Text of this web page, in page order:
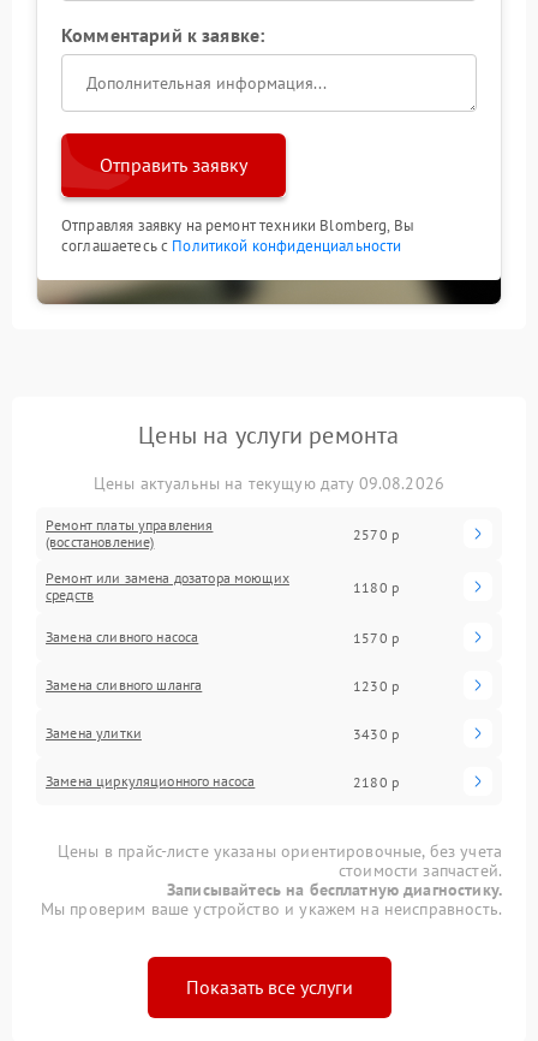
Комментарий к заявке:
Отправить заявку
Отправляя заявку на ремонт техники Blomberg, Вы
соглашаетесь с Политикой конфиденциальности
Цены на услуги ремонта
Цены актуальны на текущую дату 09.08.2026
Ремонт платы управления
(восстановление)
2570 р
Ремонт или замена дозатора моющих
средств
1180 р
Замена сливного насоса 1570 р
Замена сливного шланга 1230 р
Замена улитки 3430 р
Замена циркуляционного насоса 2180 р
Цены в прайс-листе указаны ориентировочные, без учета
стоимости запчастей.
Записывайтесь на бесплатную диагностику.
Мы проверим ваше устройство и укажем на неисправность.
Показать все услуги